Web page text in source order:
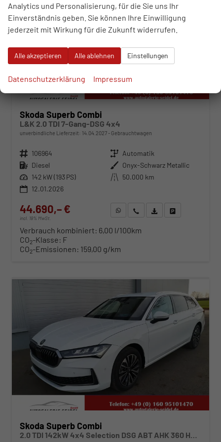
Skoda Superb Combi
L&K 2.0 TDI 7-Gang-DSG 4x4
unverbindliche Lieferzeit: 14.04.2027 Gebrauchtwagen
Fahrzeugnr. 106964 Getriebe Automatik
Kraftstoff Diesel Außenfarbe Onyx-Schwarz Metallic
Leistung 142 kW (193 PS) Kilometerstand 50.000 km
12.01.2026
44.690,– €
incl. 19% MwSt.
WhatsApp anfragen
Wir rufen Sie anFahrzeugexposé (PDF)
Verbrauch kombiniert: 6,00 l/100km
CO2-Klasse: F
CO2-Emissionen: 159,00 g/km
Skoda Superb Combi
2.0 TDI 142kW 4x4 Selection DSG ABT AHK 360 Head Up Pano
Analytics und Personalisierung, für die Sie uns Ihr
Einverständnis geben. Sie können Ihre Einwilligung
jederzeit mit Wirkung für die Zukunft widerrufen.
Alle akzeptieren Alle ablehnen Einstellungen
Datenschutzerklärung Impressum